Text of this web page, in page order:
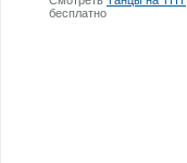
бесплатно